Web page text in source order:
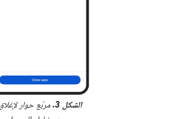
الشكل 3.
مربّع حوار لإغلاق